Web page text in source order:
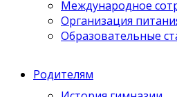
Международное
Организация
Образовательные
Родителям